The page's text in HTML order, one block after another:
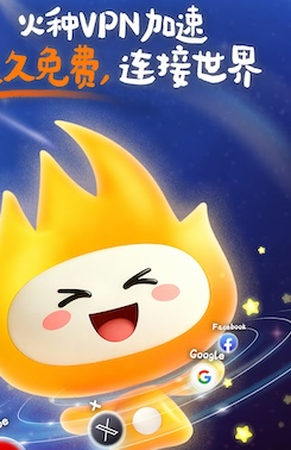
支持 [0] 反对 [0]
支持
旋风加速器
中心 雷霆加速
狂飙加速器
风加速度器
极光vqn官网
速器 飞机加速器